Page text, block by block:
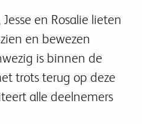
en Rosalie lieten
en bewezen
is binnen de
trots terug op deze
alle deelnemers